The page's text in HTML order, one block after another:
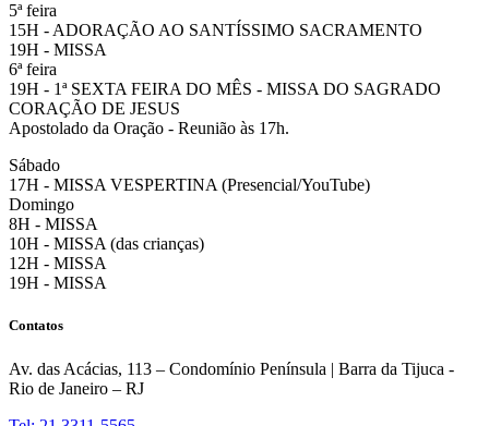
5ª feira
15H - ADORAÇÃO AO SANTÍSSIMO SACRAMENTO
19H - MISSA
6ª feira
19H - 1ª SEXTA FEIRA DO MÊS - MISSA DO SAGRADO
CORAÇÃO DE JESUS
Apostolado da Oração - Reunião às 17h.
Sábado
17H - MISSA VESPERTINA (Presencial/YouTube)
Domingo
8H - MISSA
10H - MISSA (das crianças)
12H - MISSA
19H - MISSA
Contatos
Av. das Acácias, 113 – Condomínio Península | Barra da Tijuca -
Rio de Janeiro – RJ